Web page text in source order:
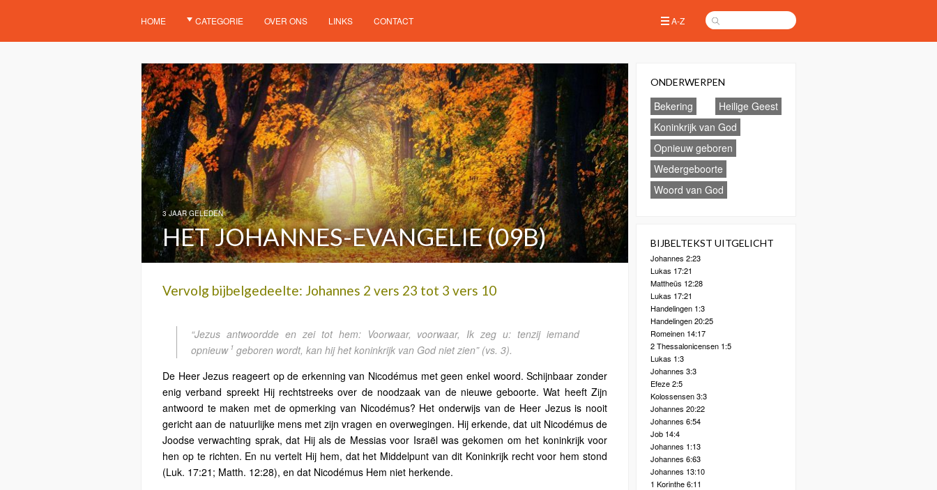
HOME CATEGORIE OVER ONS LINKS CONTACT A-Z
3 JAAR GELEDEN
HET JOHANNES-EVANGELIE (09B)
Vervolg bijbelgedeelte: Johannes 2 vers 23 tot 3 vers 10
“Jezus antwoordde en zei tot hem: Voorwaar, voorwaar, Ik zeg u: tenzij iemand
opnieuw 1geboren wordt, kan hij het koninkrijk van God niet zien”(vs. 3).
De Heer Jezus reageert op de erkenning van Nicodémus met geen enkel woord. Schijnbaar zonder
enig verband spreekt Hij rechtstreeks over de noodzaak van de nieuwe geboorte. Wat heeft Zijn
antwoord te maken met de opmerking van Nicodémus? Het onderwijs van de Heer Jezus is nooit
gericht aan de natuurlijke mens met zijn vragen en overwegingen. Hij erkende, dat uit Nicodémus de
Joodse verwachting sprak, dat Hij als de Messias voor Israël was gekomen om het koninkrijk voor
hen op te richten. En nu vertelt Hij hem, dat het Middelpunt van dit Koninkrijk recht voor hem stond
(Luk. 17:21; Matth. 12:28), en dat Nicodémus Hem niet herkende.
ONDERWERPEN
Bekering
Heilige Geest
Koninkrijk van God
Opnieuw geboren
Wedergeboorte
Woord van God
BIJBELTEKST UITGELICHT
Johannes 2:23
Lukas 17:21
Mattheüs 12:28
Lukas 17:21
Handelingen 1:3
Handelingen 20:25
Romeinen 14:17
2 Thessalonicensen 1:5
Lukas 1:3
Johannes 3:3
Efeze 2:5
Kolossensen 3:3
Johannes 20:22
Johannes 6:54
Job 14:4
Johannes 1:13
Johannes 6:63
Johannes 13:10
1 Korinthe 6:11